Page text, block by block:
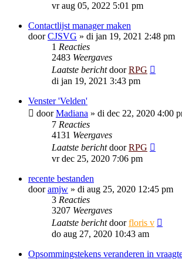
vr aug 05, 2022 5:01 pm
Contactlijst manager maken
doorCJSVG » di jan 19, 2021 2:48 pm
1 Reacties
2483 Weergaves
Laatste berichtdoorRPG
di jan 19, 2021 3:43 pm
Venster 'Velden'
doorMadiana » di dec 22, 2020 4:00
7 Reacties
4131 Weergaves
Laatste berichtdoorRPG
vr dec 25, 2020 7:06 pm
recente bestanden
dooramjw » di aug 25, 2020 12:45 pm
3 Reacties
3207 Weergaves
Laatste berichtdoorfloris v
do aug 27, 2020 10:43 am
Opsommingstekens veranderen in